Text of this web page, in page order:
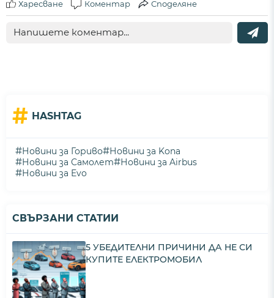
Харесване Коментар Споделяне
# HASHTAG
#Новини за Гориво#Новини за Kona
#Новини за Самолет#Новини за Airbus
#Новини за Evo
СВЪРЗАНИ СТАТИИ
5 УБЕДИТЕЛНИ ПРИЧИНИ ДА НЕ СИ
КУПИТЕ ЕЛЕКТРОМОБИЛ